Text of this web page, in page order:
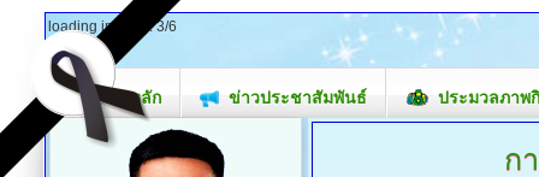
loading images: 4/6
หน้าหลัก ข่าวประชาสัมพันธ์ ประมวลภาพ
ก